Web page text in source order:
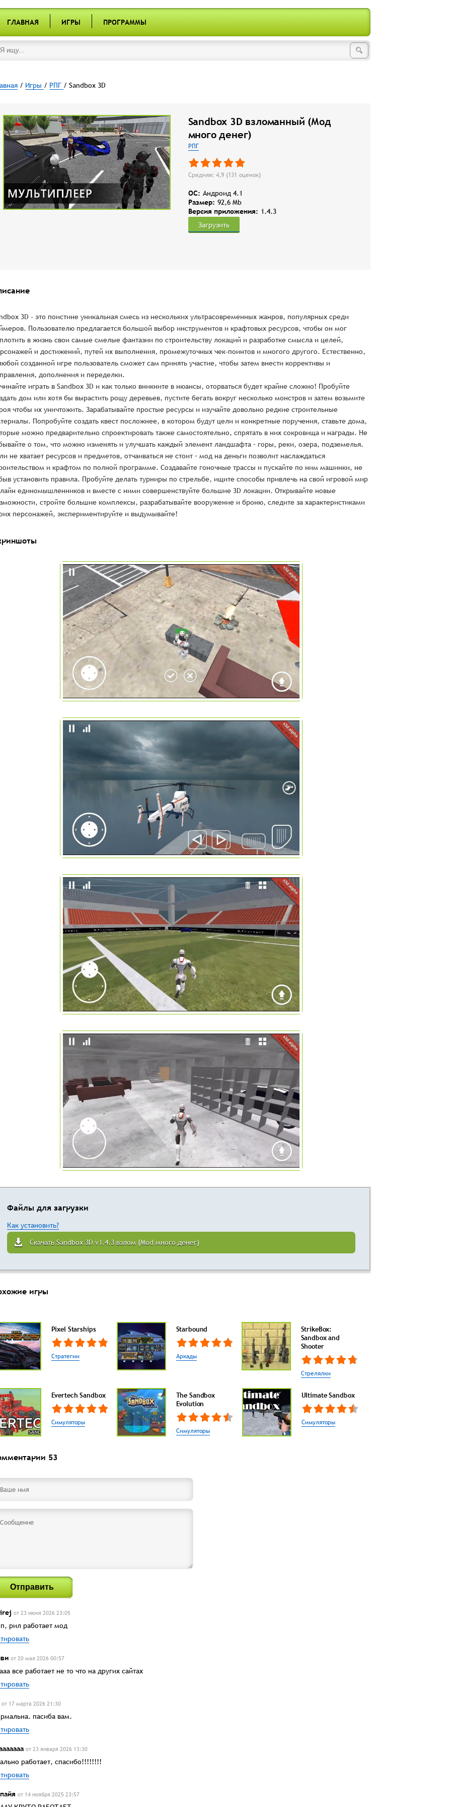
ГЛАВНАЯ ИГРЫ ПРОГРАММЫ
/ Игры / РПГ / Sandbox 3D
Sandbox 3D взломанный (Мод
много денег)
РПГ
Средняя: 4,9 (131 оценок)
OC: Андроид 4.1
Размер: 92,6 Mb
Версия приложения: 1.4.3
Загрузить
3D - это поистине уникальная смесь из нескольких ультрасовременных жанров, популярных среди
Пользователю предлагается большой выбор инструментов и крафтовых ресурсов, чтобы он мог
в жизнь свои самые смелые фантазии по строительству локаций и разработке смысла и целей,
и достижений, путей их выполнения, промежуточных чек-поинтов и многого другого. Естественно,
созданной игре пользователь сможет сам принять участие, чтобы затем внести коррективы и
дополнения и переделки.
играть в Sandbox 3D и как только вникните в нюансы, оторваться будет крайне сложно! Пробуйте
дом или хотя бы вырастить рощу деревьев, пустите бегать вокруг несколько монстров и затем возьмите
чтобы их уничтожить. Зарабатывайте простые ресурсы и изучайте довольно редкие строительные
Попробуйте создать квест посложнее, в котором будут цели и конкретные поручения, ставьте дома,
можно предварительно спроектировать также самостоятельно, спрятать в них сокровища и награды. Не
о том, что можно изменять и улучшать каждый элемент ландшафта – горы, реки, озера, подземелья.
не хватает ресурсов и предметов, отчаиваться не стоит – мод на деньги позволит наслаждаться
и крафтом по полной программе. Создавайте гоночные трассы и пускайте по ним машинки, не
установить правила. Пробуйте делать турниры по стрельбе, ищите способы привлечь на свой игровой мир
единомышленников и вместе с ними совершенствуйте большие 3D локации. Открывайте новые
стройте большие комплексы, разрабатывайте вооружение и броню, следите за характеристиками
персонажей, экспериментируйте и выдумывайте!
Файлы для загрузки
Как установить?
Скачать Sandbox 3D v1.4.3 взлом (Mod много денег)
игры
Pixel Starships
Стратегии
Starbound
Аркады
StrikeBox:
Sandbox and
Shooter
Стрелялки
Evertech Sandbox
Симуляторы
The Sandbox
Evolution
Симуляторы
Ultimate Sandbox
Симуляторы
53
Отправить
от 23 июня 2026 23:05
рил работает мод
от 20 мая 2026 00:57
все работает не то что на других сайтах
от 17 марта 2026 21:30
пасиба вам.
от 23 января 2026 13:30
работает, спасибо!!!!!!!!
от 14 ноября 2025 23:57